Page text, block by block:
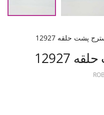
پشت حلقه 12927
12927